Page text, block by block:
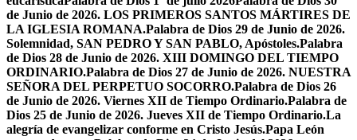
de Junio de 2026. LOS PRIMEROS SANTOS MÁRTIRES DE
LA IGLESIA ROMANA.Palabra de Dios 29 de Junio de 2026.
Solemnidad, SAN PEDRO Y SAN PABLO, Apóstoles.Palabra
de Dios 28 de Junio de 2026. XIII DOMINGO DEL TIEMPO
ORDINARIO.Palabra de Dios 27 de Junio de 2026. NUESTRA
SEÑORA DEL PERPETUO SOCORRO.Palabra de Dios 26
de Junio de 2026. Viernes XII de Tiempo Ordinario.Palabra de
Dios 25 de Junio de 2026. Jueves XII de Tiempo Ordinario.La
alegría de evangelizar conforme en Cristo Jesús.Papa León